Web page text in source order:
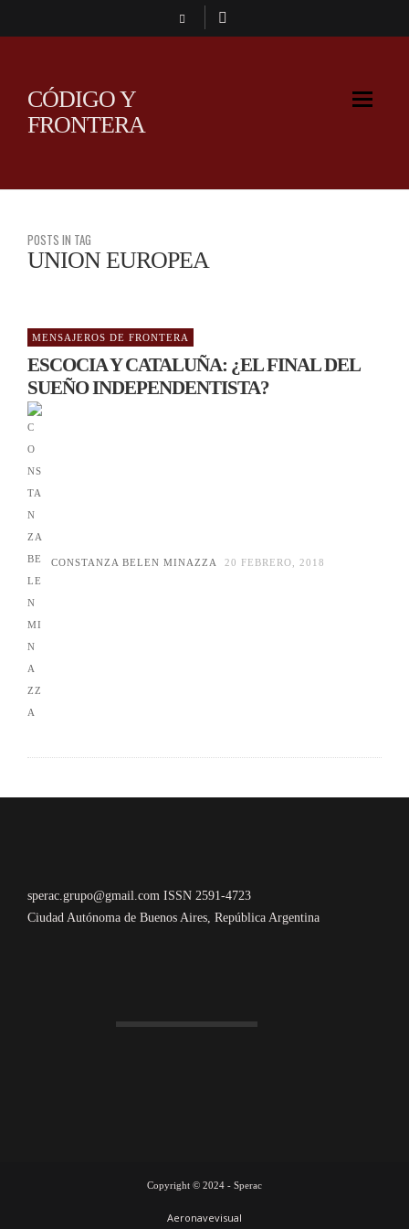
CÓDIGO Y
FRONTERA
POSTS IN TAG
UNION EUROPEA
MENSAJEROS DE FRONTERA
ESCOCIA Y CATALUÑA: ¿EL FINAL DEL
SUEÑO INDEPENDENTISTA?
CONSTANZA BELEN MINAZZA 20 FEBRERO, 2018
sperac.grupo@gmail.com ISSN 2591-4723
Ciudad Autónoma de Buenos Aires, República Argentina
Copyright © 2024 - Sperac
Aeronavevisual